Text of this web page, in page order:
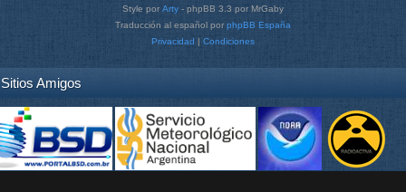
Style por Arty - phpBB 3.3 por MrGaby
Traducción al español por phpBB España
Privacidad | Condiciones
Sitios Amigos